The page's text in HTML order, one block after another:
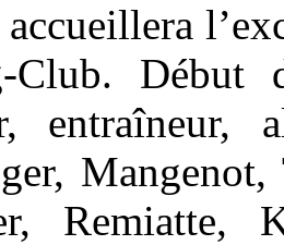
Club.
entraîneur,
Remiatte,